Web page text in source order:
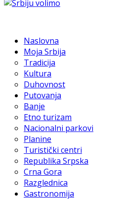
Naslovna
Moja Srbija
Tradicija
Kultura
Duhovnost
Putovanja
Banje
Etno turizam
Nacionalni parkovi
Planine
Turistički centri
Republika Srpska
Crna Gora
Razglednica
Gastronomija